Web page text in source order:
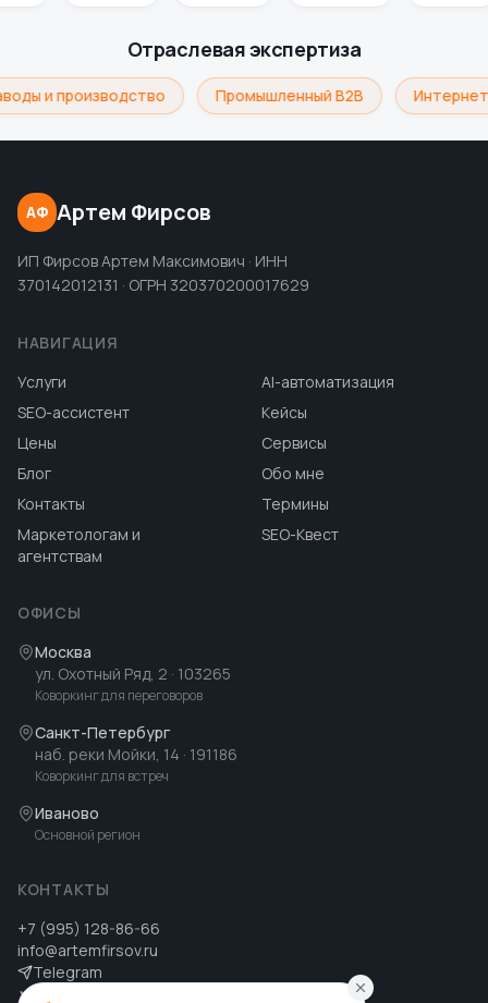
Отраслевая экспертиза
и производство Промышленный B2B
АФ Артем Фирсов
ИП Фирсов Артем Максимович · ИНН
370142012131 · ОГРН 320370200017629
НАВИГАЦИЯ
Услуги
AI-автоматизация
SEO-ассистент
Кейсы
Цены
Сервисы
Блог
Обо мне
Контакты
Термины
Маркетологам и
агентствам
SEO-Квест
ОФИСЫ
Москва
ул. Охотный Ряд, 2 · 103265
Коворкинг для переговоров
Санкт-Петербург
наб. реки Мойки, 14 · 191186
Коворкинг для встреч
Иваново
Основной регион
КОНТАКТЫ
+7 (995) 128-86-66
info@artemfirsov.ru
Telegram